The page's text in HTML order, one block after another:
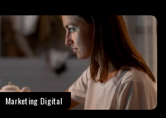
Marketing Digital